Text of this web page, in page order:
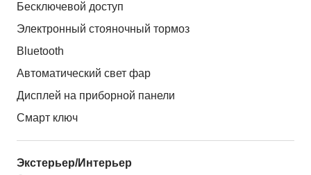
Бесключевой доступ
Электронный стояночный тормоз
Bluetooth
Автоматический свет фар
Дисплей на приборной панели
Смарт ключ
Экстерьер/Интерьер